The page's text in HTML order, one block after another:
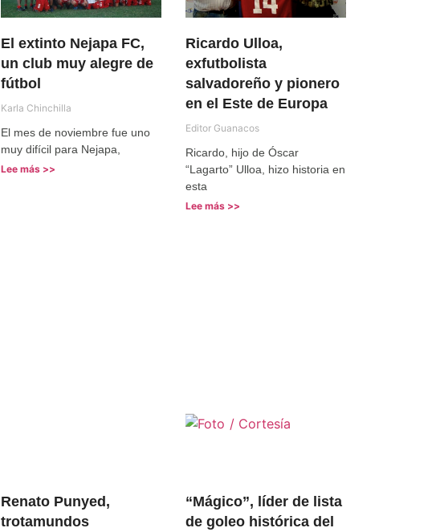
El extinto Nejapa FC,
un club muy alegre de
fútbol
Karla Chinchilla
El mes de noviembre fue uno
muy difícil para Nejapa,
Lee más >>
Ricardo Ulloa,
exfutbolista
salvadoreño y pionero
en el Este de Europa
Editor Guanacos
Ricardo, hijo de Óscar
“Lagarto” Ulloa, hizo historia en
esta
Lee más >>
Renato Punyed,
trotamundos
“Mágico”, líder de lista
de goleo histórica del